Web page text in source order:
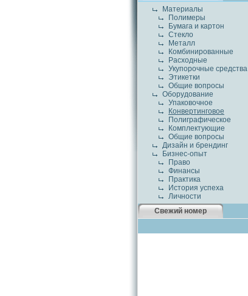
Материалы
Полимеры
Бумага и картон
Стекло
Металл
Комбинированные
Расходные
Укупорочные средства
Этикетки
Общие вопросы
Оборудование
Упаковочное
Конвертинговое
Полиграфическое
Комплектующие
Общие вопросы
Дизайн и брендинг
Бизнес-опыт
Право
Финансы
Практика
История успеха
Личности
Свежий номер